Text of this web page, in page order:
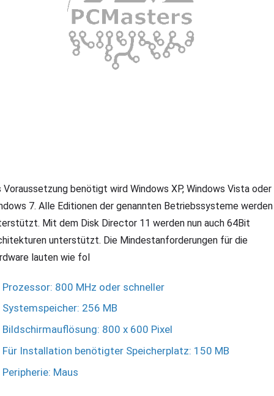
Voraussetzung benötigt wird Windows XP, Windows Vista oder
7. Alle Editionen der genannten Betriebssysteme werden
Mit dem Disk Director 11 werden nun auch 64Bit
unterstützt. Die Mindestanforderungen für die
lauten wie fol
Prozessor: 800 MHz oder schneller
Systemspeicher: 256 MB
Bildschirmauflösung: 800 x 600 Pixel
Für Installation benötigter Speicherplatz: 150 MB
Peripherie: Maus